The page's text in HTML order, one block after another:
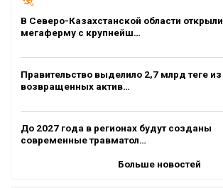
В Северо-Казахстанской области открыли
мегаферму с крупнейш…
Правительство выделило 2,7 млрд теңге из
возвращенных актив…
До 2027 года в регионах будут созданы
современные травматол…
Больше новостей